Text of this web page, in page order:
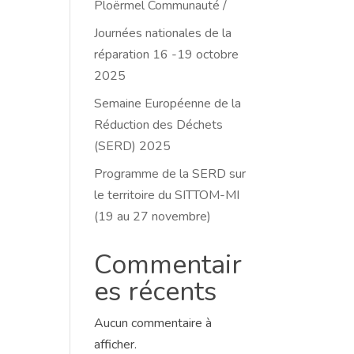
Ploërmel Communauté /
Journées nationales de la
réparation 16 -19 octobre
2025
Semaine Européenne de la
Réduction des Déchets
(SERD) 2025
Programme de la SERD sur
le territoire du SITTOM-MI
(19 au 27 novembre)
Commentair
es récents
Aucun commentaire à
afficher.